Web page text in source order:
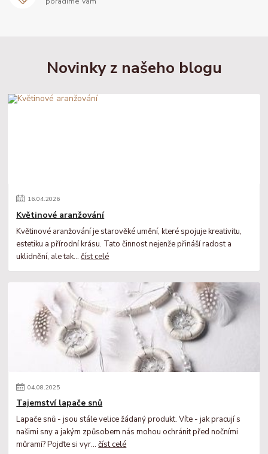
Novinky z našeho blogu
16.04.2026
Květinové aranžování
Květinové aranžování je starověké umění, které spojuje kreativitu,
estetiku a přírodní krásu. Tato činnost nejenže přináší radost a
uklidnění, ale tak...číst celé
04.08.2025
Tajemství lapače snů
Lapače snů - jsou stále velice žádaný produkt. Víte - jak pracují s
našimi sny a jakým způsobem nás mohou ochránit před nočními
můrami? Pojďte si vyr...číst celé